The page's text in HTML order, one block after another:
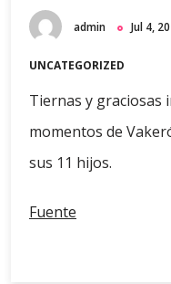
admin Jul 4,
UNCATEGORIZED
Tiernas y graciosas
momentos de
sus 11 hijos.
Fuente